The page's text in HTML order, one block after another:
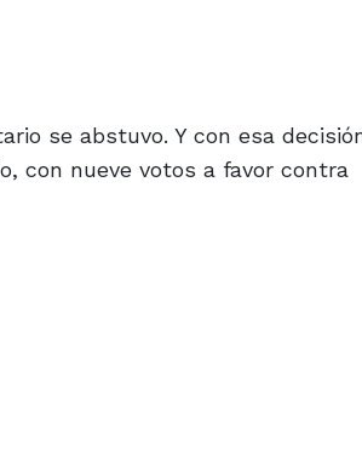
se abstuvo. Y con esa decisión,
con nueve votos a favor contra